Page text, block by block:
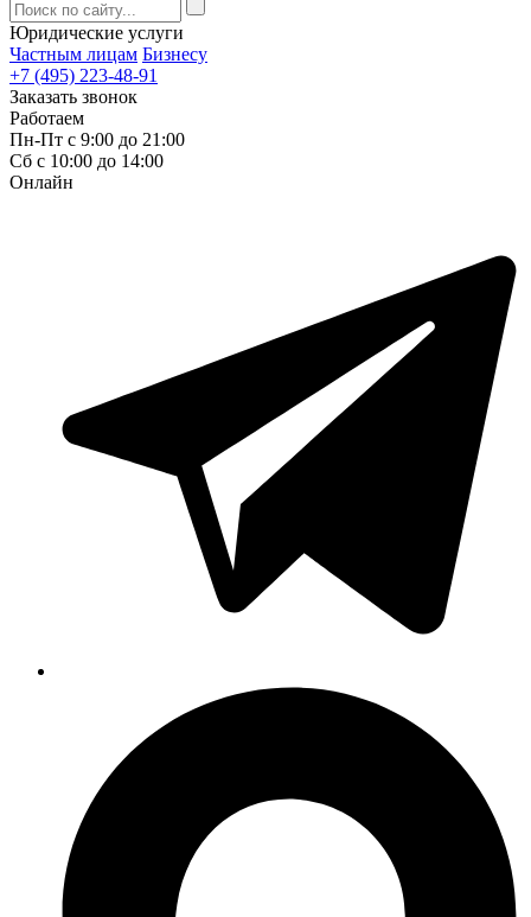
Юридические услуги
Частным лицам Бизнесу
+7 (495) 223-48-91
Заказать звонок
Работаем
Пн-Пт с 9:00 до 21:00
Сб с 10:00 до 14:00
Онлайн